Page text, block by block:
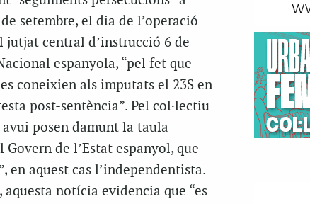
setembre, el dia de l’operació
jutjat central d’instrucció 6 de
espanyola, “pel fet que
coneixien als imputats el 23S en
post-sentència”. Pel col·lectiu
posen damunt la taula
de l’Estat espanyol, que
aquest cas l’independentista.
notícia evidencia que “es